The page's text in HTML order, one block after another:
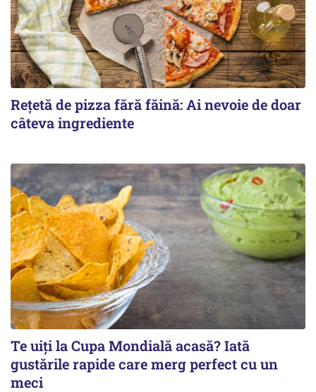
Rețetă de pizza fără făină: Ai nevoie de doar
câteva ingrediente
Te uiți la Cupa Mondială acasă? Iată
gustările rapide care merg perfect cu un
meci